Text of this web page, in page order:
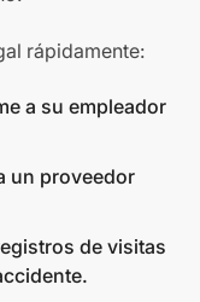
rápidamente:
a su empleador
un proveedor
de visitas